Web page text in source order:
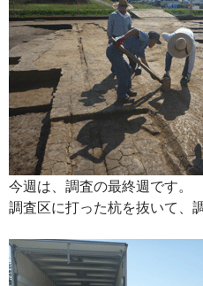
今週は、調査の最終週です。
調査区に打った杭を抜いて、